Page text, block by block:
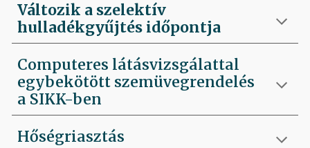
Változik a szelektív
hulladékgyűjtés időpontja
Computeres látásvizsgálattal
egybekötött szemüvegrendelés
a SIKK-ben
Hőségriasztás